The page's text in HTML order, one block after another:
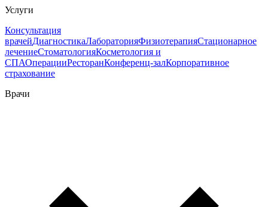
Услуги
Консультация
врачейДиагностикаЛабораторияФизиотерапияСтационарное
лечениеСтоматологияКосметология и
СПАОперацииРесторанКонференц-залКорпоративное
страхование
Врачи